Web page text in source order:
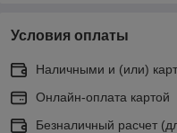
Условия оплаты
Наличными и (или)
Онлайн-оплата картой
Безналичный расчет